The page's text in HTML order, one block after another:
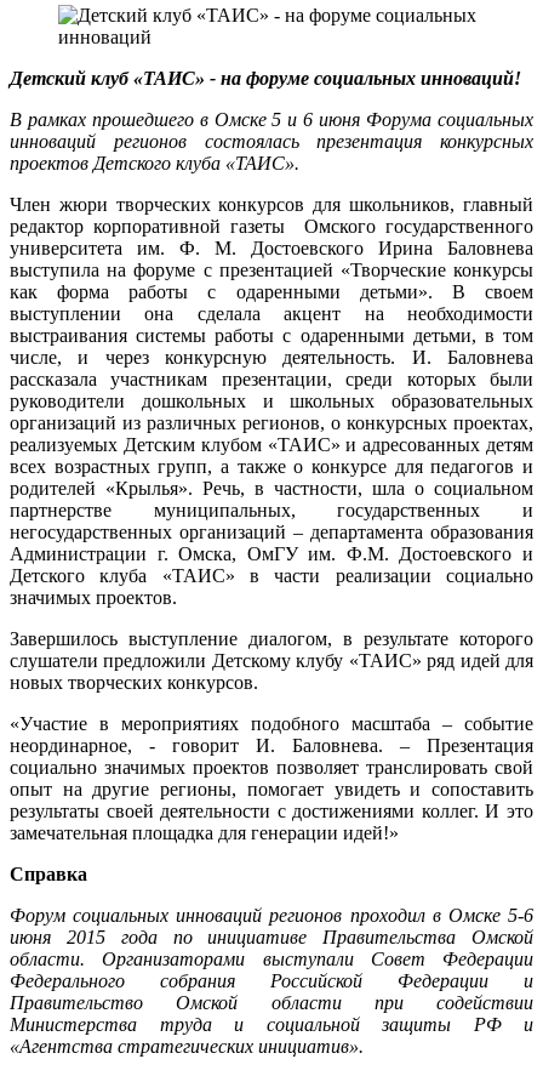
Детский клуб «ТАИС» - на форуме социальных инноваций!
В рамках прошедшего в Омске 5 и 6 июня Форума социальных
инноваций регионов состоялась презентация конкурсных
проектов Детского клуба «ТАИС».
Член жюри творческих конкурсов для школьников, главный
редактор корпоративной газеты Омского государственного
университета им. Ф. М. Достоевского Ирина Баловнева
выступила на форуме с презентацией «Творческие конкурсы
как форма работы с одаренными детьми». В своем
выступлении она сделала акцент на необходимости
выстраивания системы работы с одаренными детьми, в том
числе, и через конкурсную деятельность. И. Баловнева
рассказала участникам презентации, среди которых были
руководители дошкольных и школьных образовательных
организаций из различных регионов, о конкурсных проектах,
реализуемых Детским клубом «ТАИС» и адресованных детям
всех возрастных групп, а также о конкурсе для педагогов и
родителей «Крылья». Речь, в частности, шла о социальном
партнерстве муниципальных, государственных и
негосударственных организаций – департамента образования
Администрации г. Омска, ОмГУ им. Ф.М. Достоевского и
Детского клуба «ТАИС» в части реализации социально
значимых проектов.
Завершилось выступление диалогом, в результате которого
слушатели предложили Детскому клубу «ТАИС» ряд идей для
новых творческих конкурсов.
«Участие в мероприятиях подобного масштаба – событие
неординарное, - говорит И. Баловнева. – Презентация
социально значимых проектов позволяет транслировать свой
опыт на другие регионы, помогает увидеть и сопоставить
результаты своей деятельности с достижениями коллег. И это
замечательная площадка для генерации идей!»
Справка
Форум социальных инноваций регионов проходил в Омске 5-6
июня 2015 года по инициативе Правительства Омской
области. Организаторами выступали Совет Федерации
Федерального собрания Российской Федерации и
Правительство Омской области при содействии
Министерства труда и социальной защиты РФ и
«Агентства стратегических инициатив».